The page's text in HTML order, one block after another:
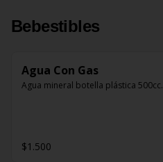
Bebestibles
Agua Con Gas
Agua mineral botella plástica 500cc.
$1.500